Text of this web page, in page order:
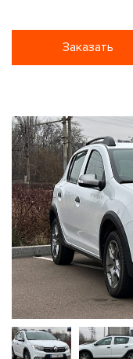
Заказать